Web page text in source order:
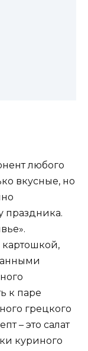
любого
вкусные, но
праздника.
к паре
грецкого
– это салат
куриного